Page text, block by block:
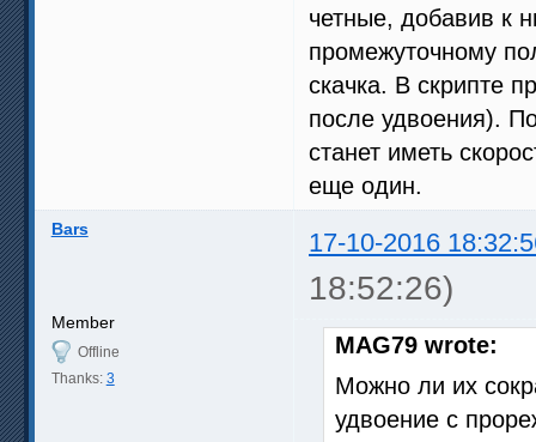
четные, добавив к
промежуточному
скачка. В скрипте
после удвоения).
станет иметь
еще один.
Bars 17-10-2016
18:52:26)
Member
Offline
Thanks: 3
MAG79 wrote:
Можно ли их
удвоение с